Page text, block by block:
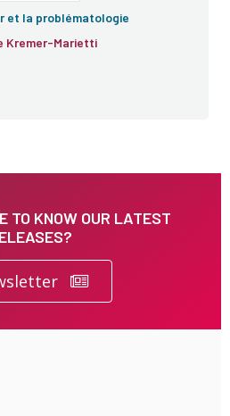
et la problématologie
Kremer-Marietti
TO KNOW OUR LATEST